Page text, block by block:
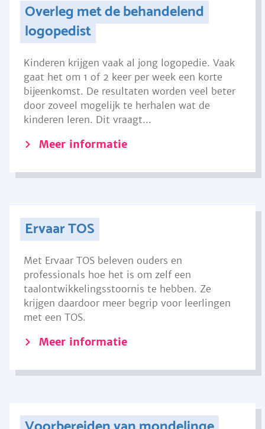
Overleg met de behandelend
logopedist
Kinderen krijgen vaak al jong logopedie. Vaak
gaat het om 1 of 2 keer per week een korte
bijeenkomst. De resultaten worden veel beter
door zoveel mogelijk te herhalen wat de
kinderen leren. Dit vraagt...
Meer informatie
Ervaar TOS
Met Ervaar TOS beleven ouders en
professionals hoe het is om zelf een
taalontwikkelingsstoornis te hebben. Ze
krijgen daardoor meer begrip voor leerlingen
met een TOS.
Meer informatie